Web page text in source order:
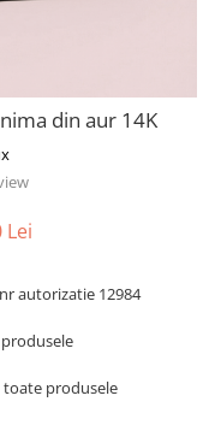
din aur 14K
Lei
nr autorizatie 12984
produsele